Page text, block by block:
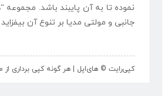
نموده تا به آن پایبند باشد. مجموعه “
جانبی و مولتی مدیا بر تنوع آن
کپی‌رایت © های‌اپل | هر گونه کپی